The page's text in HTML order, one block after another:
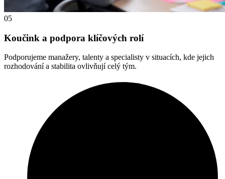
05
Koučink a podpora klíčových rolí
Podporujeme manažery, talenty a specialisty v situacích, kde jejich
rozhodování a stabilita ovlivňují celý tým.